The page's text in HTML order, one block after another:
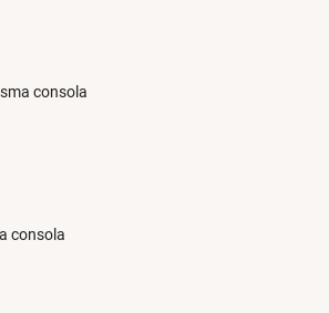
consola
consola